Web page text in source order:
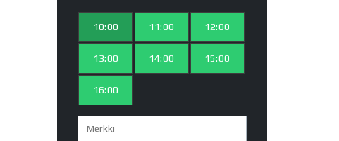
10:00 11:00 12:00
13:00 14:00 15:00
16:00